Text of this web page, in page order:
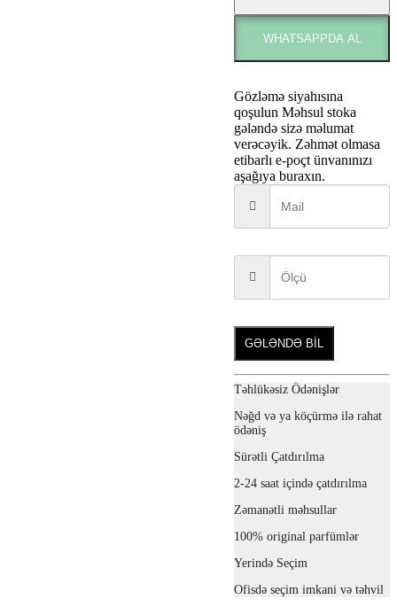
WHATSAPPDA AL
Gözləmə siyahısına
qoşulun Məhsul stoka
gələndə sizə məlumat
verəcəyik. Zəhmət olmasa
etibarlı e-poçt ünvanınızı
aşağıya buraxın.
GƏLƏNDƏ BİL
Təhlükəsiz Ödənişlər
Nəğd və ya köçürmə ilə rahat
ödəniş
Sürətli Çatdırılma
2-24 saat içində çatdırılma
Zəmanətli məhsullar
100% original parfümlər
Yerində Seçim
Ofisdə seçim imkani və təhvil